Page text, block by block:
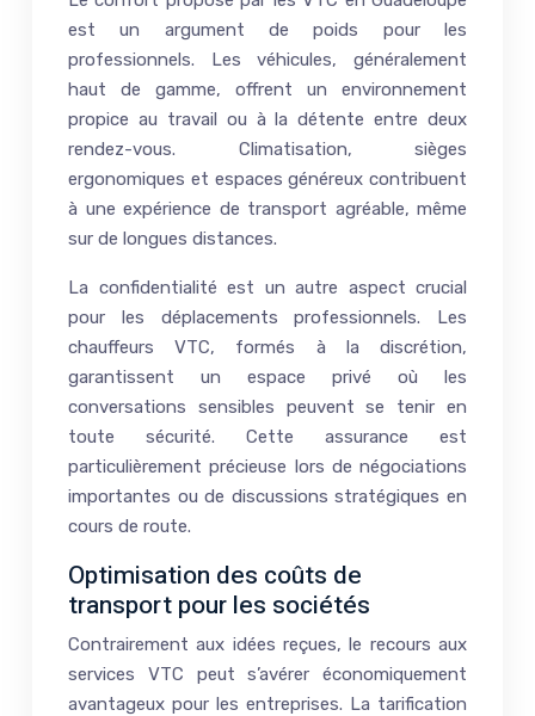
est un argument de poids pour les
professionnels. Les véhicules, généralement
haut de gamme, offrent un environnement
propice au travail ou à la détente entre deux
rendez-vous. Climatisation, sièges
ergonomiques et espaces généreux contribuent
à une expérience de transport agréable, même
sur de longues distances.
La confidentialité est un autre aspect crucial
pour les déplacements professionnels. Les
chauffeurs VTC, formés à la discrétion,
garantissent un espace privé où les
conversations sensibles peuvent se tenir en
toute sécurité. Cette assurance est
particulièrement précieuse lors de négociations
importantes ou de discussions stratégiques en
cours de route.
Optimisation des coûts de
transport pour les sociétés
Contrairement aux idées reçues, le recours aux
services VTC peut s’avérer économiquement
avantageux pour les entreprises. La tarification